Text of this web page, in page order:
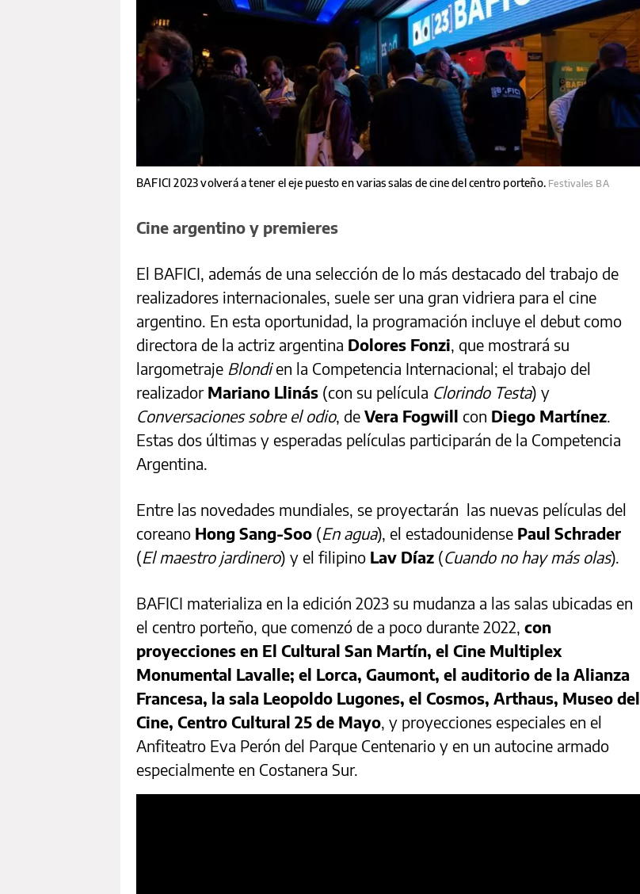
BAFICI 2023 volverá a tener el eje puesto en varias salas de cine del centro porteño. Festivales BA
Cine argentino y premieres
El BAFICI, además de una selección de lo más destacado del trabajo de
realizadores internacionales, suele ser una gran vidriera para el cine
argentino. En esta oportunidad, la programación incluye el debut como
directora de la actriz argentina Dolores Fonzi, que mostrará su
largometraje Blondien la Competencia Internacional; el trabajo del
realizador Mariano Llinás (con su película Clorindo Testa) y
Conversaciones sobre el odio, de Vera Fogwill con Diego Martínez.
Estas dos últimas y esperadas películas participarán de la Competencia
Argentina.
Entre las novedades mundiales, se proyectarán las nuevas películas del
coreano Hong Sang-Soo (En agua), el estadounidense Paul Schrader
(El maestro jardinero) y el filipino Lav Díaz (Cuando no hay más olas).
BAFICI materializa en la edición 2023 su mudanza a las salas ubicadas en
el centro porteño, que comenzó de a poco durante 2022, con
proyecciones en El Cultural San Martín, el Cine Multiplex
Monumental Lavalle; el Lorca, Gaumont, el auditorio de la Alianza
Francesa, la sala Leopoldo Lugones, el Cosmos, Arthaus, Museo del
Cine, Centro Cultural 25 de Mayo, y proyecciones especiales en el
Anfiteatro Eva Perón del Parque Centenario y en un autocine armado
especialmente en Costanera Sur.